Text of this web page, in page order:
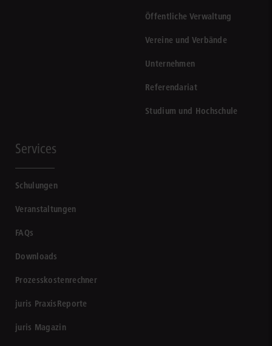
Öffentliche Verwaltung
Vereine und Verbände
Unternehmen
Referendariat
Studium und Hochschule
Services
Schulungen
Veranstaltungen
FAQs
Downloads
Prozesskostenrechner
juris PraxisReporte
juris Magazin